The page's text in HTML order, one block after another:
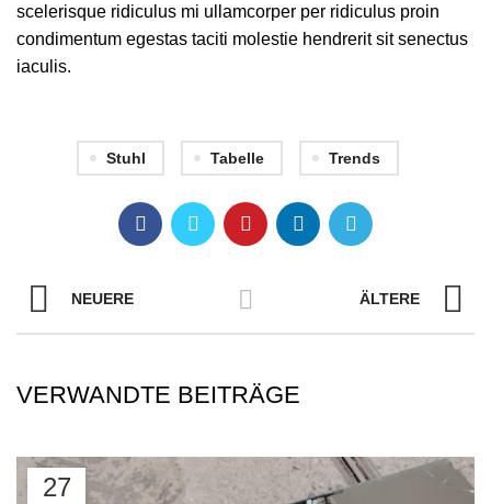
scelerisque ridiculus mi ullamcorper per ridiculus proin
condimentum egestas taciti molestie hendrerit sit senectus
iaculis.
Stuhl Tabelle Trends
NEUERE ÄLTERE
VERWANDTE BEITRÄGE
27